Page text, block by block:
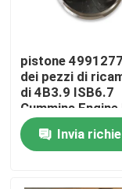
Prodotti
Video
pistone
dei pezzi di
di 4B3.9 ISB6.7
Cummins Engine
Invia